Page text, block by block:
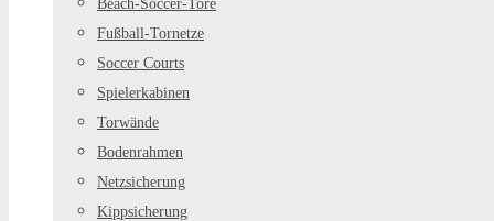
Beach-Soccer-Tore
Fußball-Tornetze
Soccer Courts
Spielerkabinen
Torwände
Bodenrahmen
Netzsicherung
Kippsicherung